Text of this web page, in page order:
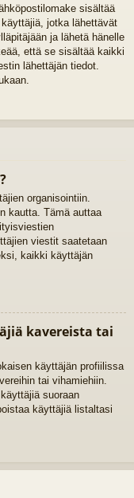
sisältää
jotka lähettävät
ja lähetä hänelle
että se sisältää kaikki
lähettäjän tiedot.
organisointiin.
kautta. Tämä auttaa
viestit saatetaan
kaikki käyttäjän
kavereista tai
käyttäjän profiilissa
tai vihamiehiin.
suoraan
käyttäjiä listaltasi